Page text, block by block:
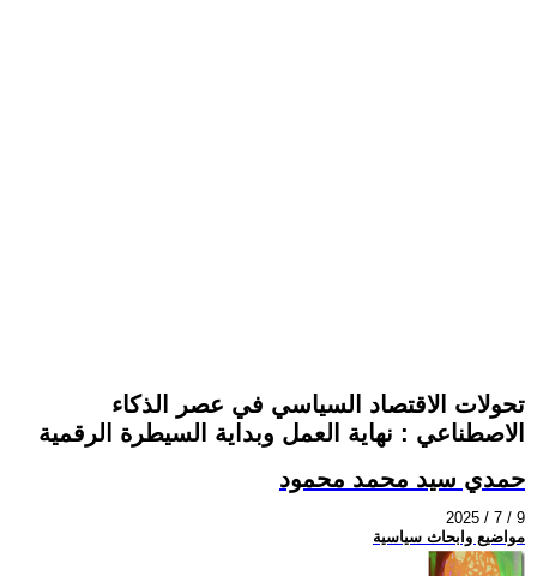
تحولات الاقتصاد السياسي في عصر الذكاء
الاصطناعي : نهاية العمل وبداية السيطرة الرقمية
حمدي سيد محمد محمود
2025 / 7 / 9
مواضيع وابحاث سياسية